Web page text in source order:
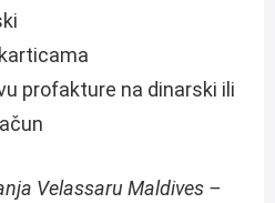
profakture na dinarski ili
Velassaru Maldives –